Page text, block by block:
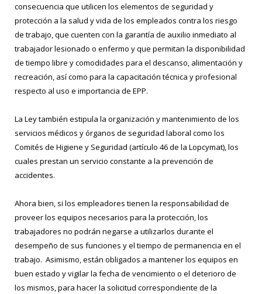
consecuencia que utilicen los elementos de seguridad y
protección a la salud y vida de los empleados contra los riesgo
de trabajo, que cuenten con la garantía de auxilio inmediato al
trabajador lesionado o enfermo y que permitan la disponibilidad
de tiempo libre y comodidades para el descanso, alimentación y
recreación, así como para la capacitación técnica y profesional
respecto al uso e importancia de EPP.
La Ley también estipula la organización y mantenimiento de los
servicios médicos y órganos de seguridad laboral como los
Comités de Higiene y Seguridad (artículo 46 de la Lopcymat), los
cuales prestan un servicio constante a la prevención de
accidentes.
Ahora bien, si los empleadores tienen la responsabilidad de
proveer los equipos necesarios para la protección, los
trabajadores no podrán negarse a utilizarlos durante el
desempeño de sus funciones y el tiempo de permanencia en el
trabajo. Asimismo, están obligados a mantener los equipos en
buen estado y vigilar la fecha de vencimiento o el deterioro de
los mismos, para hacer la solicitud correspondiente de la